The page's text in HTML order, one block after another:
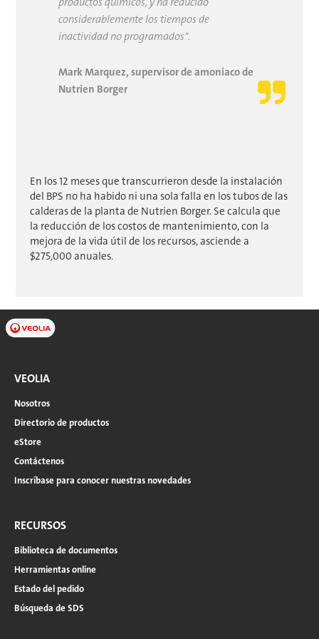
considerablemente los tiempos de
inactividad no programados".
Mark Marquez, supervisor de amoniaco de
Nutrien Borger
En los 12 meses que transcurrieron desde la instalación
del BPS no ha habido ni una sola falla en los tubos de las
calderas de la planta de Nutrien Borger. Se calcula que
la reducción de los costos de mantenimiento, con la
mejora de la vida útil de los recursos, asciende a
$275,000 anuales.
VEOLIA
Nosotros
Directorio de productos
eStore
Contáctenos
Inscríbase para conocer nuestras novedades
RECURSOS
Biblioteca de documentos
Herramientas online
Estado del pedido
Búsqueda de SDS